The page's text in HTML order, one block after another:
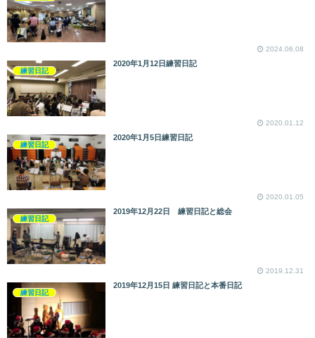
2024.06.08
練習日記
2020年1月12日練習日記
2020.01.12
練習日記
2020年1月5日練習日記
2020.01.05
練習日記
2019年12月22日 練習日記と総会
2019.12.31
練習日記
2019年12月15日 練習日記と本番日記